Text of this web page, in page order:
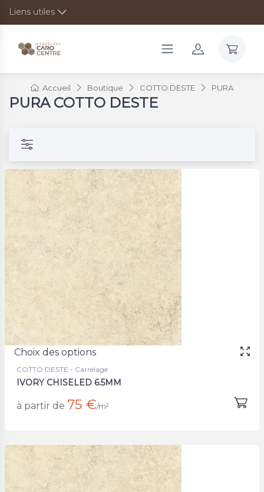
Liens utiles
Accueil Boutique COTTO DESTE PURA
PURA COTTO DESTE
Choix des options
COTTO DESTE - Carrelage
IVORY CHISELED 6.5MM
à partir de 75 €/m²